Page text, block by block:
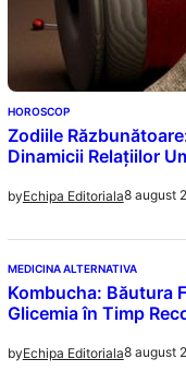
HOROSCOP
Zodiile
Dinamicii Relațiilor
byEchipa Editoriala8 august
MEDICINA ALTERNATIVA
Kombucha: Băutura
Glicemia în Timp
byEchipa Editoriala8 august